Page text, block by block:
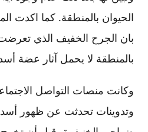
الحيوان بالمنطقة. كما اكدت
بان الجرح الخفيف الذي
بالمنطقة لا يحمل آثار عضة
وكانت منصات التواصل
وتدوينات تحدثت عن ظهور أسد